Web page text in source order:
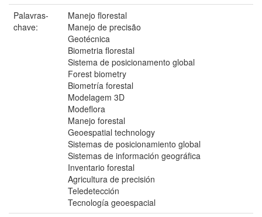
Palavras-
chave:
Manejo florestal
Manejo de precisão
Geotécnica
Biometria florestal
Sistema de posicionamento global
Forest biometry
Biometría forestal
Modelagem 3D
Modeflora
Manejo forestal
Geoespatial technology
Sistemas de posicionamiento global
Sistemas de información geográfica
Inventario forestal
Agricultura de precisión
Teledetección
Tecnología geoespacial